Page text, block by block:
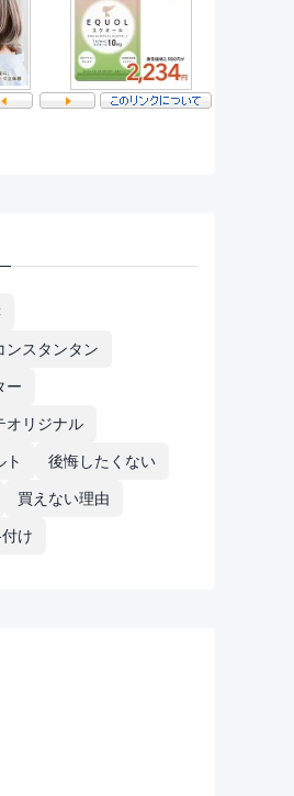
ンスタンタン
ー
オリジナル
ト 後悔したくない
買えない理由
け